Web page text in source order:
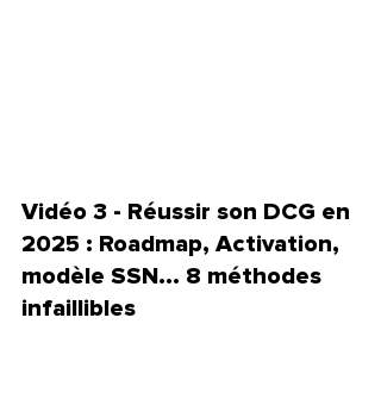
Vidéo 3 - Réussir son DCG en
2025 : Roadmap, Activation,
modèle SSN... 8 méthodes
infaillibles